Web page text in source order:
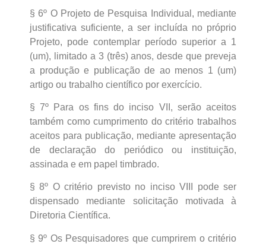
§ 6º O Projeto de Pesquisa Individual, mediante
justificativa suficiente, a ser incluída no próprio
Projeto, pode contemplar período superior a 1
(um), limitado a 3 (três) anos, desde que preveja
a produção e publicação de ao menos 1 (um)
artigo ou trabalho científico por exercício.
§ 7º Para os fins do inciso VII, serão aceitos
também como cumprimento do critério trabalhos
aceitos para publicação, mediante apresentação
de declaração do periódico ou instituição,
assinada e em papel timbrado.
§ 8º O critério previsto no inciso VIII pode ser
dispensado mediante solicitação motivada à
Diretoria Científica.
§ 9º Os Pesquisadores que cumprirem o critério